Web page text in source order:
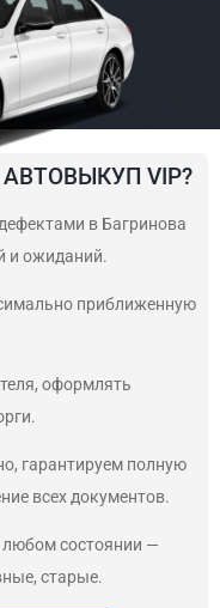
VIP?
в Багринова
и ожиданий.
приближенную
оформлять
гарантируем полную
всех документов.
состоянии —
старые.